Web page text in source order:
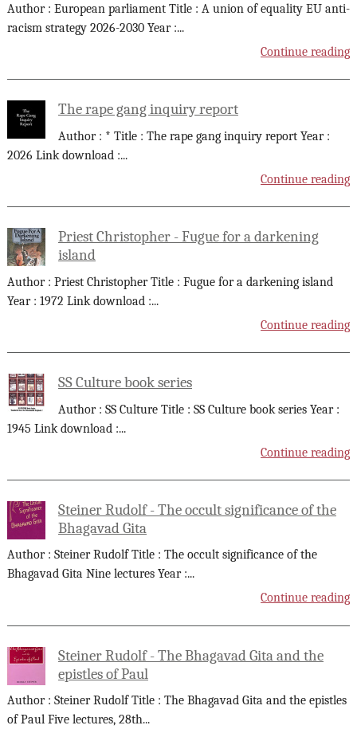
Author : European parliament Title : A union of equality EU anti-
racism strategy 2026-2030 Year :...
Continue reading
The rape gang inquiry report
Author : * Title : The rape gang inquiry report Year :
2026 Link download :...
Continue reading
Priest Christopher - Fugue for a darkening
island
Author : Priest Christopher Title : Fugue for a darkening island
Year : 1972 Link download :...
Continue reading
SS Culture book series
Author : SS Culture Title : SS Culture book series Year :
1945 Link download :...
Continue reading
Steiner Rudolf - The occult significance of the
Bhagavad Gita
Author : Steiner Rudolf Title : The occult significance of the
Bhagavad Gita Nine lectures Year :...
Continue reading
Steiner Rudolf - The Bhagavad Gita and the
epistles of Paul
Author : Steiner Rudolf Title : The Bhagavad Gita and the epistles
of Paul Five lectures, 28th...